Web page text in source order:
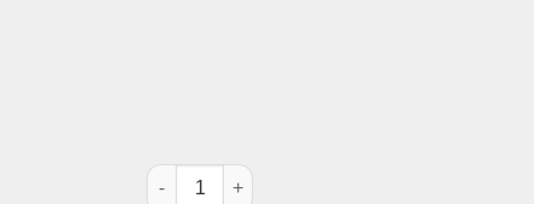
Prednji far C-Max TYC količina